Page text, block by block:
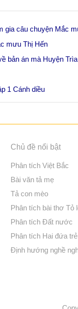
gia câu chuyện Mắc
mưu Thị Hến
bản án mà Huyện
1 Cánh diều
Chủ đề nổi bật
Phân tích Việt Bắc
Bài văn tả mẹ
Tả con mèo
Phân tích bài thơ Tỏ
Phân tích Đất nước
Phân tích Hai đứa trẻ
Định hướng nghề